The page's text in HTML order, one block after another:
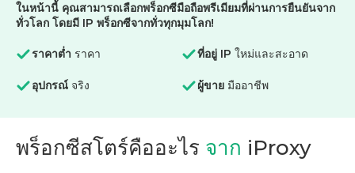
ในหน้านี้ คุณสามารถเลือกพร็อกซีมือถือพรีเมียมที่ผ่านการยืนยันจาก
ทั่วโลก โดยมี IP พร็อกซีจากทั่วทุกมุมโลก!
ราคาต่ำ ราคา ที่อยู่ IP ใหม่และสะอาด
อุปกรณ์ จริง ผู้ขาย มืออาชีพ
พร็อกซีสโตร์คืออะไร จาก iProxy